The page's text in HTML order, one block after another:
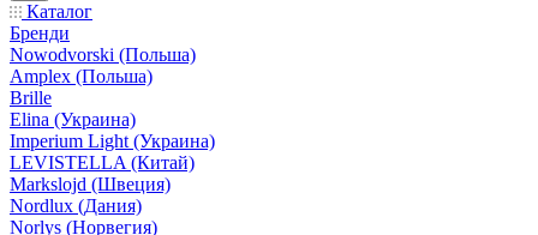
Каталог
Бренди
Nowodvorski (Польша)
Amplex (Польша)
Brille
Elina (Украина)
Imperium Light (Украина)
LEVISTELLA (Китай)
Markslojd (Швеция)
Nordlux (Дания)
Norlys (Норвегия)